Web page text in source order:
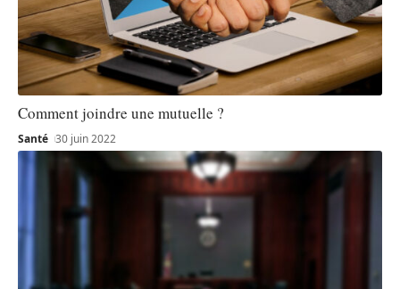
Comment joindre une mutuelle ?
Santé 30 juin 2022